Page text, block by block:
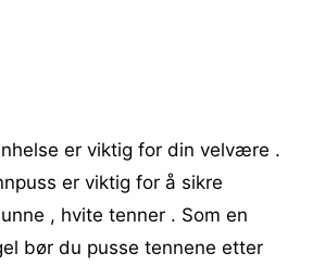
er viktig for din velvære .
er viktig for å sikre
, hvite tenner . Som en
bør du pusse tennene etter